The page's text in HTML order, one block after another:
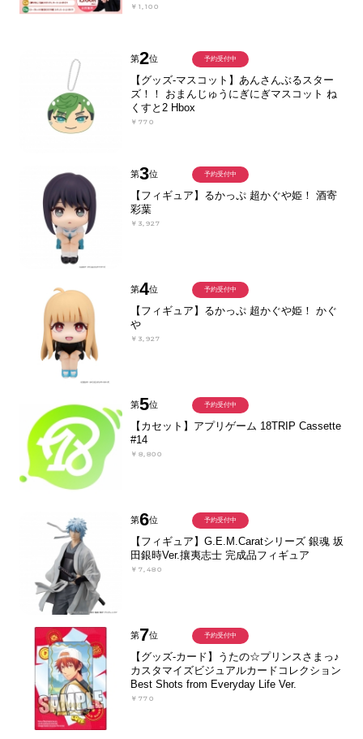
￥1,100
第2位
【グッズ-マスコット】あんさんぶるスター
ズ！！ おまんじゅうにぎにぎマスコット ね
くすと2 Hbox
￥770
予約受付中
第3位
【フィギュア】るかっぷ 超かぐや姫！ 酒寄
彩葉
￥3,927
予約受付中
第4位
【フィギュア】るかっぷ 超かぐや姫！ かぐ
や
￥3,927
予約受付中
第5位
【カセット】アプリゲーム 18TRIP Cassette
#14
￥8,800
予約受付中
第6位
【フィギュア】G.E.M.Caratシリーズ 銀魂 坂
田銀時Ver.攘夷志士 完成品フィギュア
￥7,480
予約受付中
第7位
【グッズ-カード】うたの☆プリンスさまっ♪
カスタマイズビジュアルカードコレクション
Best Shots from Everyday Life Ver.
￥770
予約受付中